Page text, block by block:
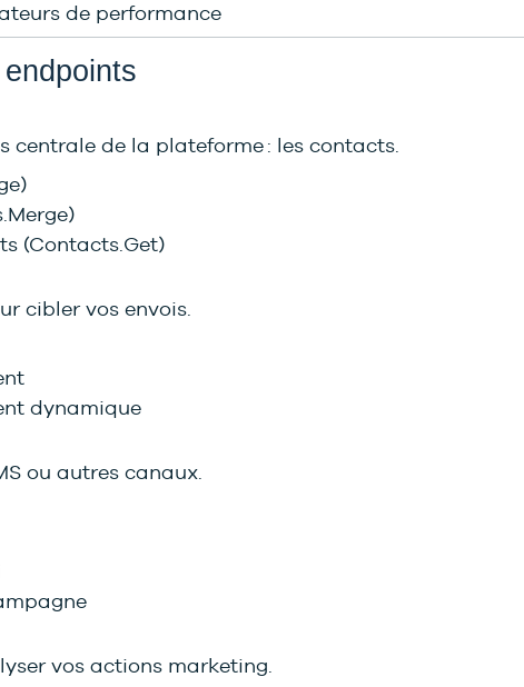
de performance
de la plateforme : les contacts.
(Contacts.Get)
cibler vos envois.
dynamique
ou autres canaux.
vos actions marketing.